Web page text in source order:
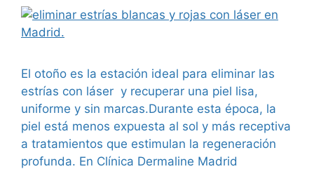
El otoño es la estación ideal para eliminar las
estrías con láser y recuperar una piel lisa,
uniforme y sin marcas.Durante esta época, la
piel está menos expuesta al sol y más receptiva
a tratamientos que estimulan la regeneración
profunda. En Clínica Dermaline Madrid